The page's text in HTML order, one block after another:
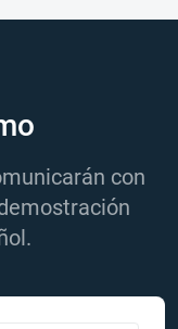
con